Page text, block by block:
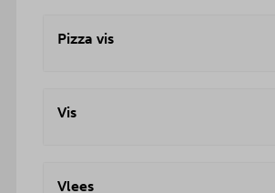
Pizza vis
Vis
Vlees